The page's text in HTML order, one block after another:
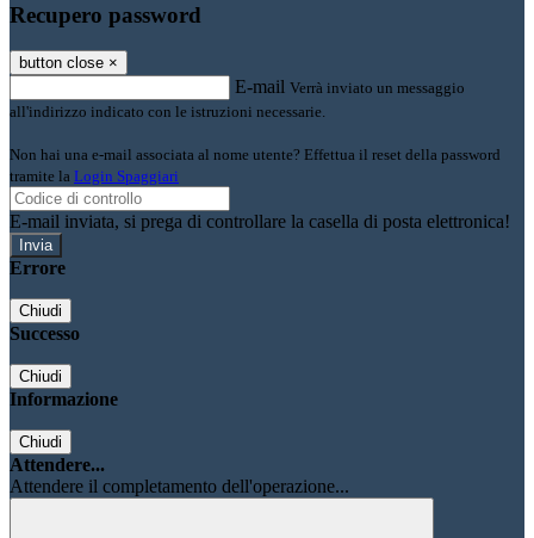
Recupero password
button close ×
E-mail Verrà inviato un messaggio
all'indirizzo indicato con le istruzioni necessarie.
Non hai una e-mail associata al nome utente? Effettua il reset della password
tramite la Login Spaggiari
E-mail inviata, si prega di controllare la casella di posta elettronica!
Errore
Chiudi
Successo
Chiudi
Informazione
Chiudi
Attendere...
Attendere il completamento dell'operazione...